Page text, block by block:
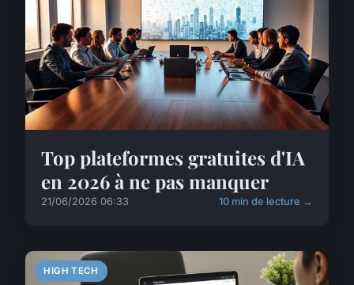
Top plateformes gratuites d'IA
en 2026 à ne pas manquer
21/06/2026 06:33 10 min de lecture →
HIGH TECH